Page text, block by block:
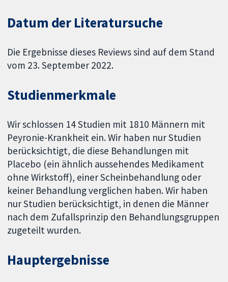
Datum der Literatursuche
Die Ergebnisse dieses Reviews sind auf dem Stand
vom 23. September 2022.
Studienmerkmale
Wir schlossen 14 Studien mit 1810 Männern mit
Peyronie-Krankheit ein. Wir haben nur Studien
berücksichtigt, die diese Behandlungen mit
Placebo (ein ähnlich aussehendes Medikament
ohne Wirkstoff), einer Scheinbehandlung oder
keiner Behandlung verglichen haben. Wir haben
nur Studien berücksichtigt, in denen die Männer
nach dem Zufallsprinzip den Behandlungsgruppen
zugeteilt wurden.
Hauptergebnisse